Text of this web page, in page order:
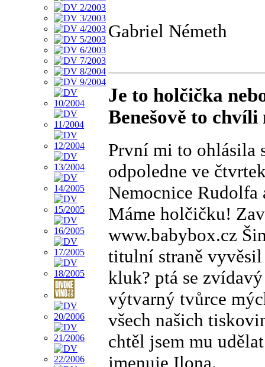
Gabriel Németh
Je to holčička
Benešově to chvíli
První mi to ohlásila
odpoledne ve
Nemocnice Rudolfa
Máme holčičku!
www.babybox.cz
titulní straně vyvěsil
kluk? ptá se
výtvarný tvůrce
všech našich
chtěl jsem mu
jmenuje Ilona.